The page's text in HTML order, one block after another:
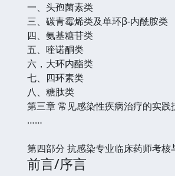
一、头孢菌素类
三、碳青霉烯类及单环β-内酰胺类
四、氨基糖苷类
五、喹诺酮类
六，大环内酯类
七、四环素类
八、糖肽类
第三章 常见感染性疾病治疗的实践
……
第四部分 抗感染专业临床药师考核
前言/序言